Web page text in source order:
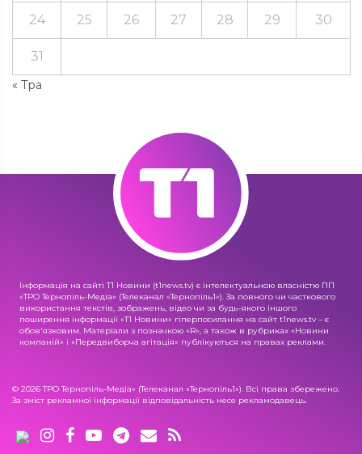
« Тра
24 25 26 27 28 29 30
31
Інформація на сайті Т1 Новини (t1news.tv) є інтелектуальною власністю ПП
«ТРО Тернопіль-Медіа» (Телеканал «Тернопіль1»). За повного чи часткового
використання текстів, зображень, відео чи за будь-якого іншого
поширення інформації «Т1 Новини» гіперпосилання на сайт t1news.tv – є
обов'язковим. Матеріали з позначкою «R», а також в рубриках «Новини
компаній» і «Передвиборча агітація» публікуються на правах реклами.
© 2026 ТРО Тернопіль-Медіа» (Телеканал «Тернопіль1»). Всі права збережено.
За зміст рекламної інформації відповідальність несе рекламодавець.